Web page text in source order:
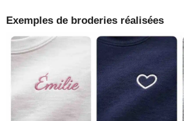
Exemples de broderies réalisées